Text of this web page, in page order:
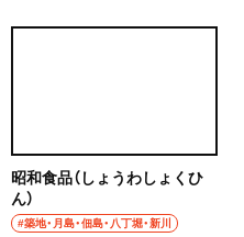
昭和食品（しょうわしょくひ
ん）
#築地・月島・佃島・八丁堀・新川